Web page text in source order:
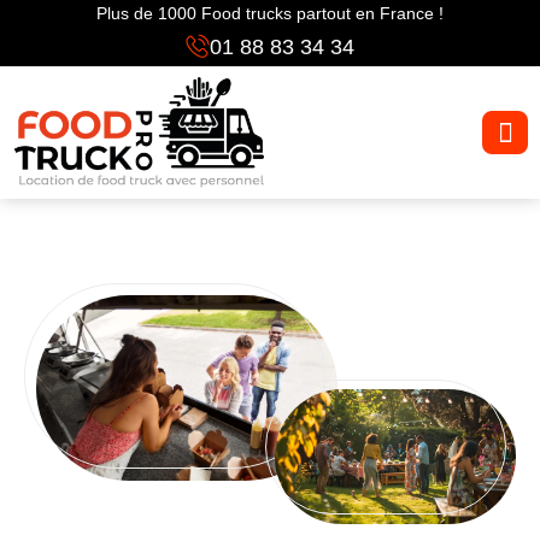
Plus de 1000 Food trucks partout en France !
01 88 83 34 34